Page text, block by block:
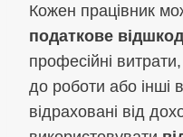
Кожен працівник
податкове
професійні
до роботи або інші
відраховані від